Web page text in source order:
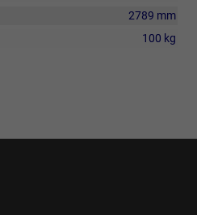
2789 mm
100 kg